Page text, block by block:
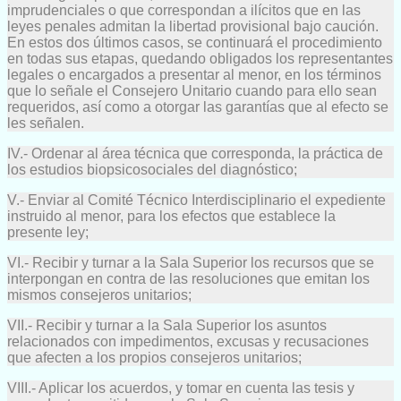
imprudenciales o que correspondan a ilícitos que en las
leyes penales admitan la libertad provisional bajo caución.
En estos dos últimos casos, se continuará el procedimiento
en todas sus etapas, quedando obligados los representantes
legales o encargados a presentar al menor, en los términos
que lo señale el Consejero Unitario cuando para ello sean
requeridos, así como a otorgar las garantías que al efecto se
les señalen.
IV.- Ordenar al área técnica que corresponda, la práctica de
los estudios biopsicosociales del diagnóstico;
V.- Enviar al Comité Técnico Interdisciplinario el expediente
instruido al menor, para los efectos que establece la
presente ley;
VI.- Recibir y turnar a la Sala Superior los recursos que se
interpongan en contra de las resoluciones que emitan los
mismos consejeros unitarios;
VII.- Recibir y turnar a la Sala Superior los asuntos
relacionados con impedimentos, excusas y recusaciones
que afecten a los propios consejeros unitarios;
VIII.- Aplicar los acuerdos, y tomar en cuenta las tesis y